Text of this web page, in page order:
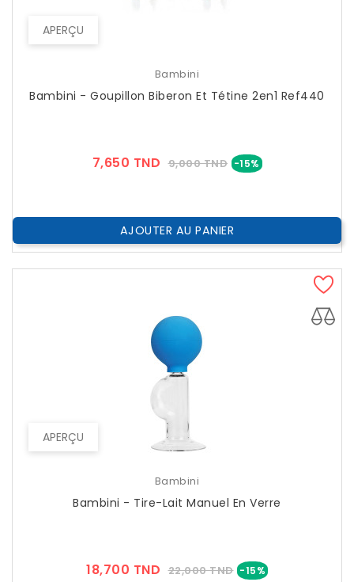
APERÇU
Bambini
Bambini - Goupillon Biberon Et Tétine 2en1 Ref440
7,650 TND Prix
9,000 TND -15% Prix
AJOUTER AU PANIER
APERÇU
Bambini
Bambini - Tire-Lait Manuel En Verre
18,700 TND Prix
22,000 TND -15%Prix